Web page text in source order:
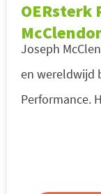
OERsterk
Joseph
en wereldwijd
Performance.